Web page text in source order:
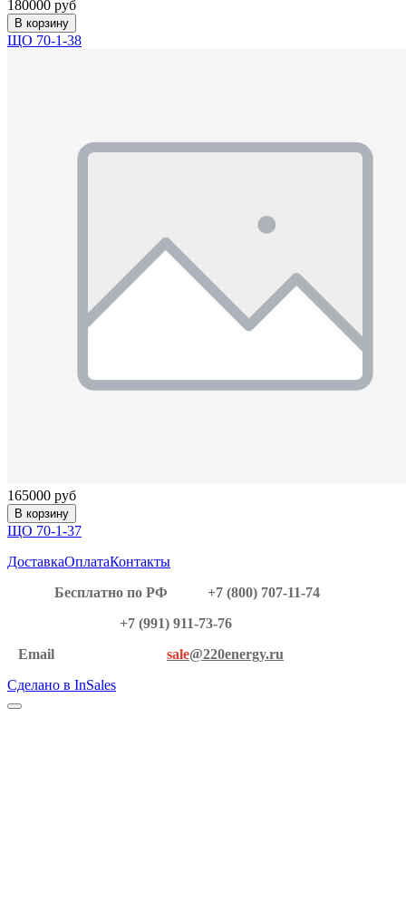
180000 руб
В корзину
ЩО 70-1-38
165000 руб
В корзину
ЩО 70-1-37
ДоставкаОплатаКонтакты
Бесплатно по РФ
+7 (800) 707-11-74
+7 (991) 911-73-76
Email
sale@220energy.ru
Сделано в InSales